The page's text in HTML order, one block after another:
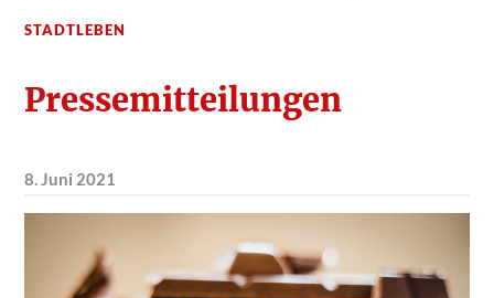
STADTLEBEN
Pressemitteilungen
8. Juni 2021